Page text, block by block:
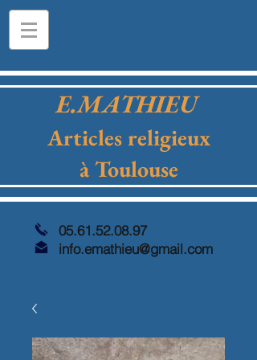
E.MATHIEU
Articles religieux
à Toulouse
05.61.52.08.97
info.emathieu@gmail.com